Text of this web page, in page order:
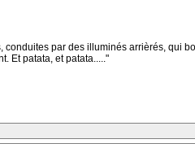
par des illuminés arrièrés, qui
Et patata, et patata....."